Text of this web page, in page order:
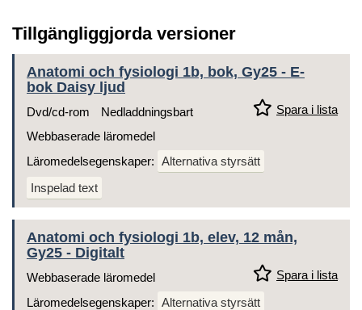
Tillgängliggjorda versioner
Anatomi och fysiologi 1b, bok, Gy25 - E-
bok Daisy ljud
Spara i lista
Dvd/cd-rom
Nedladdningsbart
Webbaserade läromedel
Läromedelsegenskaper: Alternativa styrsätt
Inspelad text
Anatomi och fysiologi 1b, elev, 12 mån,
Gy25 - Digitalt
Spara i lista
Webbaserade läromedel
Läromedelsegenskaper: Alternativa styrsätt